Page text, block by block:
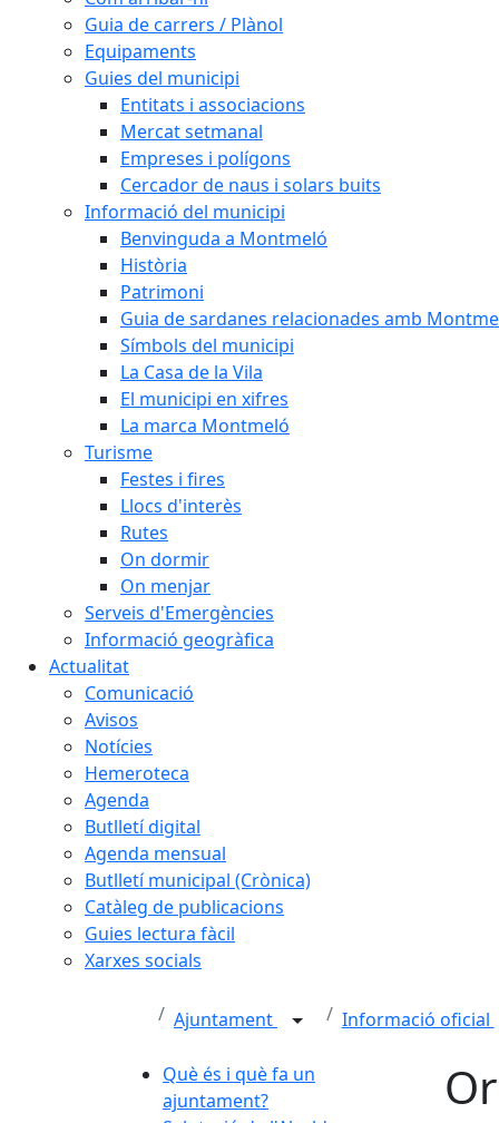
Guia de carrers / Plànol
Equipaments
Guies del municipi
Entitats i associacions
Mercat setmanal
Empreses i polígons
Cercador de naus i solars buits
Informació del municipi
Benvinguda a Montmeló
Història
Patrimoni
Guia de sardanes relacionades amb
Símbols del municipi
La Casa de la Vila
El municipi en xifres
La marca Montmeló
Turisme
Festes i fires
Llocs d'interès
Rutes
On dormir
On menjar
Serveis d'Emergències
Informació geogràfica
Actualitat
Comunicació
Avisos
Notícies
Hemeroteca
Agenda
Butlletí digital
Agenda mensual
Butlletí municipal (Crònica)
Catàleg de publicacions
Guies lectura fàcil
Xarxes socials
Ajuntament Informació oficial
Què és i què fa un
ajuntament?